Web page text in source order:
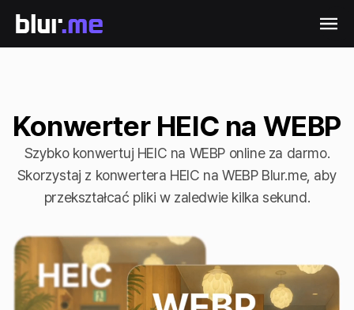
Konwerter HEIC na WEBP
Szybko konwertuj HEIC na WEBP online za darmo.
Skorzystaj z konwertera HEIC na WEBP Blur.me, aby
przekształcać pliki w zaledwie kilka sekund.